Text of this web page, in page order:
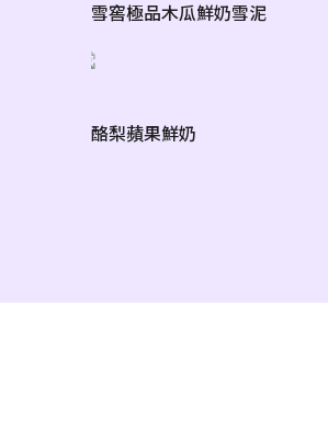
雪窖極品木瓜鮮奶雪泥
酪梨蘋果鮮奶